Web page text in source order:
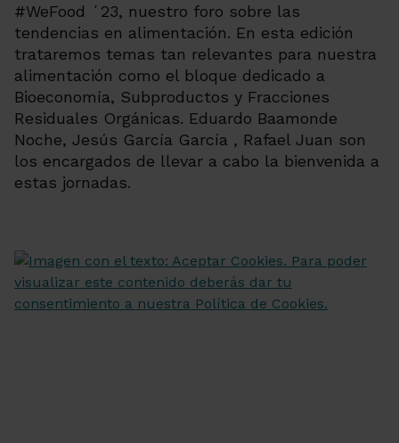
#WeFood ´23, nuestro foro sobre las
tendencias en alimentación. En esta edición
trataremos temas tan relevantes para nuestra
alimentación como el bloque dedicado a
Bioeconomía, Subproductos y Fracciones
Residuales Orgánicas. Eduardo Baamonde
Noche, Jesús García García , Rafael Juan son
los encargados de llevar a cabo la bienvenida a
estas jornadas.